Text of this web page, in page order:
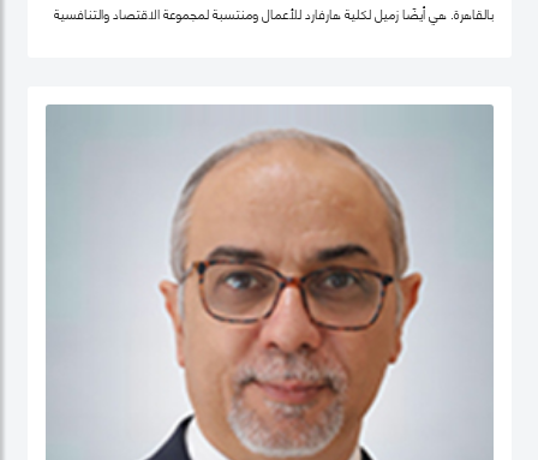
بالقاهرة. هي أيضًا زميل لكلية هارفارد للأعمال ومنتسبة لمجموعة الاقتصاد والتنافسية
وصناديق الثروة السيادية. نشرت أعمالها البحثية في دوريات علمية دولية في مجال الإدارة
والعلوم التطبيقية، مجلة الأعمال والاقتصاد؛ وجامعة كامبريدج. الدكتورة منى حاليًا عضو
في شبكة الخبراء الإقليمية التابعة لمنظمة الأغذية والزراعة ورئيستها ايضا. حصلت على
درجة الدكتوراه. من كلية الاقتصاد والعلوم السياسية بجامعة القاهرة، وشهادتي الماجستير
والبكالوريوس في الاقتصاد من الجامعة الأمريكية بالقاهرة.